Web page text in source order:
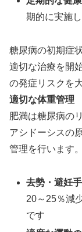
期的に実施
糖尿病の初期症
適切な治療を開
の発症リスクを
適切な体重管理
肥満は糖尿病の
アシドーシスの
管理を行います。
去勢・避妊
20～25％減
です